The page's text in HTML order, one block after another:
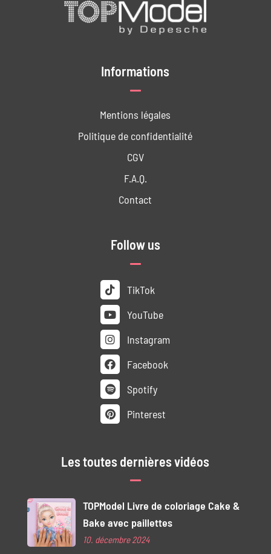
Informations
Mentions légales
Politique de confidentialité
CGV
F.A.Q.
Contact
Follow us
TikTok
YouTube
Instagram
Facebook
Spotify
Pinterest
Les toutes dernières vidéos
TOPModel Livre de coloriage Cake &
Bake avec paillettes
10. décembre 2024